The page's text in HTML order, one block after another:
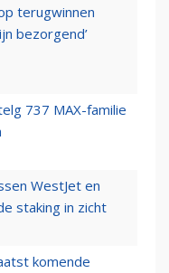
terugwinnen
bezorgend’
737 MAX-familie
WestJet en
staking in zicht
komende